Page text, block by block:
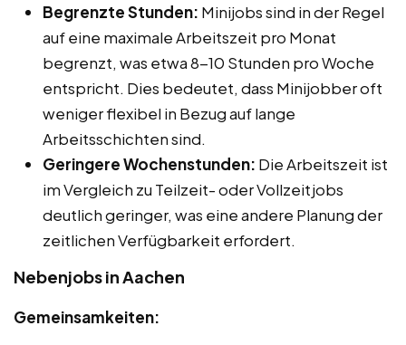
Begrenzte Stunden: Minijobs sind in der Regel
auf eine maximale Arbeitszeit pro Monat
begrenzt, was etwa 8-10 Stunden pro Woche
entspricht. Dies bedeutet, dass Minijobber oft
weniger flexibel in Bezug auf lange
Arbeitsschichten sind.
Geringere Wochenstunden: Die Arbeitszeit ist
im Vergleich zu Teilzeit- oder Vollzeitjobs
deutlich geringer, was eine andere Planung der
zeitlichen Verfügbarkeit erfordert.
Nebenjobs in Aachen
Gemeinsamkeiten: